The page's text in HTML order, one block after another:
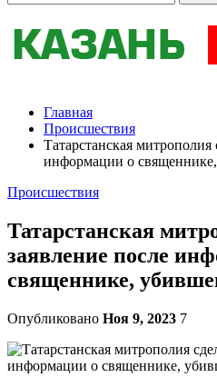
Главная
Происшествия
Татарстанская митрополия
информации о
Происшествия
Татарстанская
заявление после
священнике,
Опубликовано Ноя 9, 2023 7